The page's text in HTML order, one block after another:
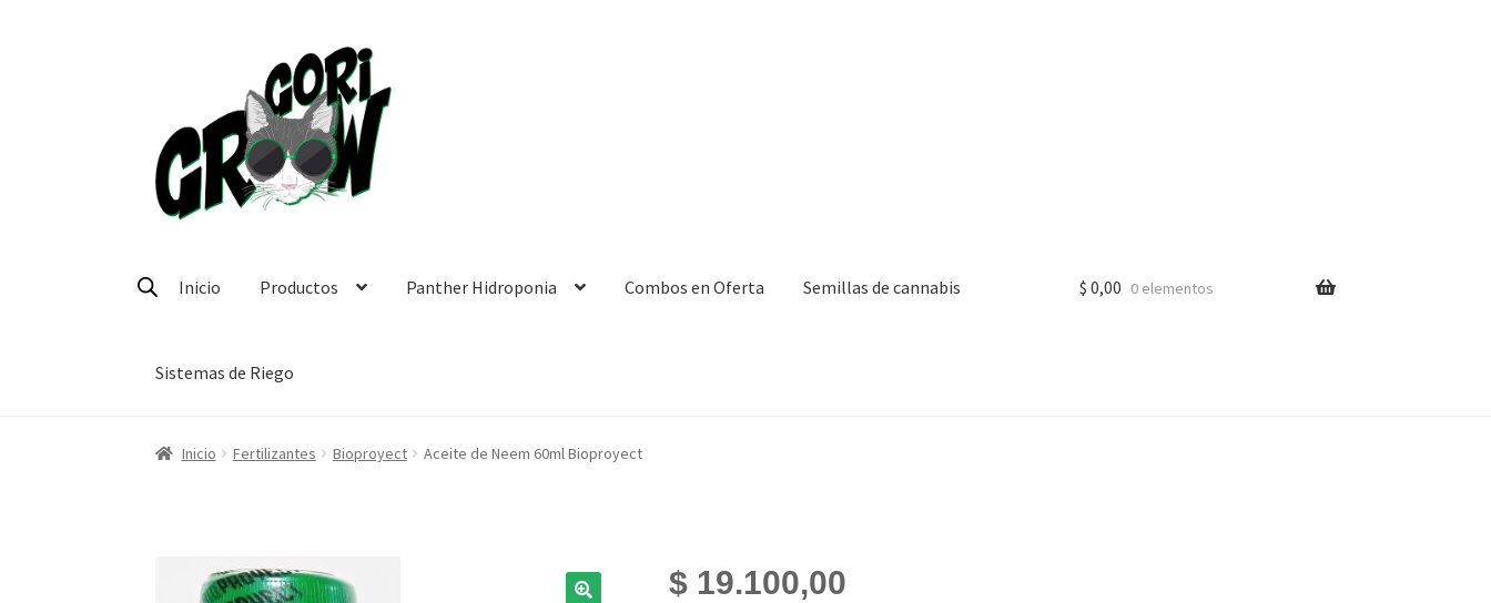
navegación
página
Inicio Productos Panther Hidroponia Combos en Oferta Semillas de cannabis
Sistemas de Riego
$ 0,00 0 elementos
Inicio Fertilizantes Bioproyect Aceite de Neem 60ml Bioproyect
$19.100,00